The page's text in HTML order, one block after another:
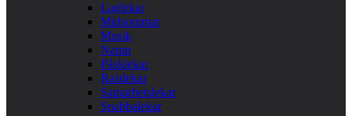
Laglekar
Midsommar
Musik
Namn
Påsklekar
Rastlekar
Samarbetslekar
Snabbalekar